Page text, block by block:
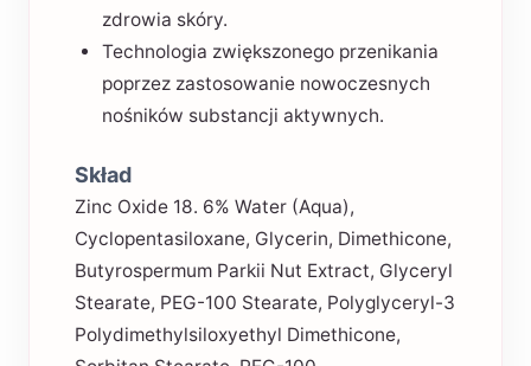
zdrowia skóry.
Technologia zwiększonego przenikania
poprzez zastosowanie nowoczesnych
nośników substancji aktywnych.
Skład
Zinc Oxide 18. 6% Water (Aqua),
Cyclopentasiloxane, Glycerin, Dimethicone,
Butyrospermum Parkii Nut Extract, Glyceryl
Stearate, PEG-100 Stearate, Polyglyceryl-3
Polydimethylsiloxyethyl Dimethicone,